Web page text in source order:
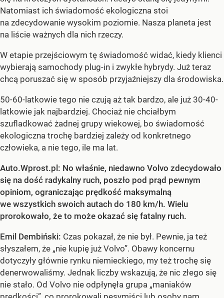
Natomiast ich świadomość ekologiczna stoi
na zdecydowanie wysokim poziomie. Nasza planeta jest
na liście ważnych dla nich rzeczy.
W etapie przejściowym tę świadomość widać, kiedy klienci
wybierają samochody plug-in i zwykłe hybrydy. Już teraz
chcą poruszać się w sposób przyjaźniejszy dla środowiska.
50-60-latkowie tego nie czują aż tak bardzo, ale już 30-40-
latkowie jak najbardziej. Chociaż nie chciałbym
szufladkować żadnej grupy wiekowej, bo świadomość
ekologiczna trochę bardziej zależy od konkretnego
człowieka, a nie tego, ile ma lat.
Auto.Wprost.pl: No właśnie, niedawno Volvo zdecydowało
się na dość radykalny ruch, poszło pod prąd pewnym
opiniom, ograniczając prędkość maksymalną
we wszystkich swoich autach do 180 km/h. Wielu
prorokowało, że to może okazać się fatalny ruch.
Emil Dembiński: Czas pokazał, że nie był. Pewnie, ja też
słyszałem, że „nie kupię już Volvo”. Obawy koncernu
dotyczyły głównie rynku niemieckiego, my też trochę się
denerwowaliśmy. Jednak liczby wskazują, że nic złego się
nie stało. Od Volvo nie odpłynęła grupa „maniaków